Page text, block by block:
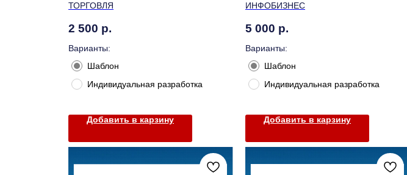
ТОРГОВЛЯ
2 500 р.
Варианты:
Шаблон
Индивидуальная разработка
Добавить в карзину
ИНФОБИЗНЕС
5 000 р.
Варианты:
Шаблон
Индивидуальная разработка
Добавить в карзину